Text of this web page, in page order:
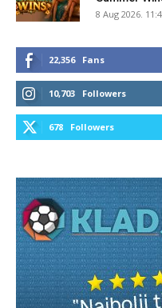
8 Aug 2026.
22,356 Fans
10,703 Followers
678 Followers